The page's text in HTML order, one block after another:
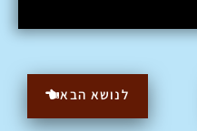
לנושא הבא